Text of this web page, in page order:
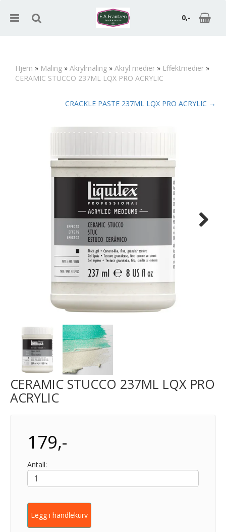
0,-
Hjem » Maling » Akrylmaling » Akryl medier » Effektmedier »
CERAMIC STUCCO 237ML LQX PRO ACRYLIC
CRACKLE PASTE 237ML LQX PRO ACRYLIC →
CERAMIC STUCCO 237ML LQX PRO
ACRYLIC
179,-
Antall:
Legg i handlekurv